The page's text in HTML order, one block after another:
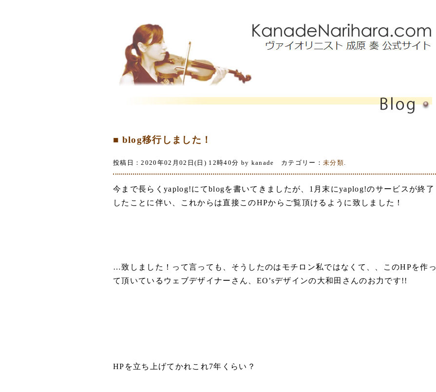
■ blog移行しました！
投稿日：2020年02月02日(日) 12時40分 by kanade カテゴリー： 未分類
今まで長らくyaplog!にてblogを書いてきましたが、1月末にyaplog!のサービスが終了
したことに伴い、これからは直接このHPからご覧頂けるように致しました！
…致しました！って言っても、そうしたのはモチロン私ではなくて、、このHPを作っ
て頂いているウェブデザイナーさん、EO’sデザインの大和田さんのお力です!!
HPを立ち上げてかれこれ7年くらい？